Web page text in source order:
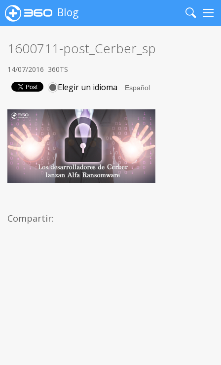
Blog
Search
1600711-post_Cerber_sp
14/07/2016 360TS
Elegir un idioma
Compartir: